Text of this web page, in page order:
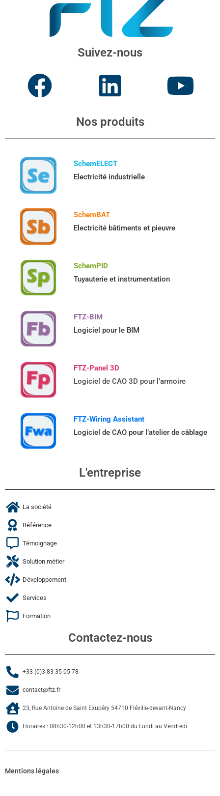
Suivez-nous
Nos produits
SchemELECT
Electricité industrielle
SchemBAT
Electricité bâtiments et pieuvre
SchemPID
Tuyauterie et instrumentation
FTZ-BIM
Logiciel pour le BIM
FTZ-Panel 3D
Logiciel de CAO 3D pour l’armoire
FTZ-Wiring Assistant
Logiciel de CAO pour l’atelier de câblage
L'entreprise
La société
Référence
Témoignage
Solution métier
Développement
Services
Formation
Contactez-nous
+33 (0)3 83 35 05 78
contact@ftz.fr
23, Rue Antoine de Saint Exupéry 54710 Fléville-devant-Nancy
Horaires : 08h30-12h00 et 13h30-17h00 du Lundi au Vendredi
Mentions légales